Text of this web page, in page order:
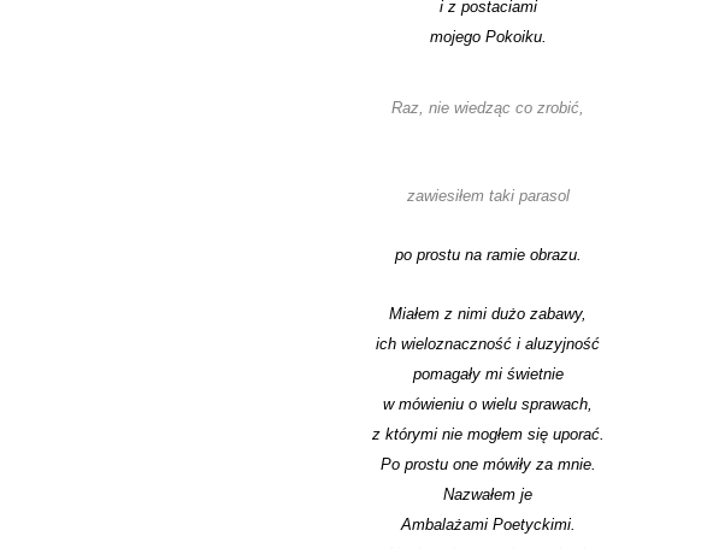
i z postaciami
mojego Pokoiku.
Raz, nie wiedząc co zrobić,
zawiesiłem taki parasol
po prostu na ramie obrazu.
Miałem z nimi dużo zabawy,
ich wieloznaczność i aluzyjność
pomagały mi świetnie
w mówieniu o wielu sprawach,
z którymi nie mogłem się uporać.
Po prostu one mówiły za mnie.
Nazwałem je
Ambalażami Poetyckimi.